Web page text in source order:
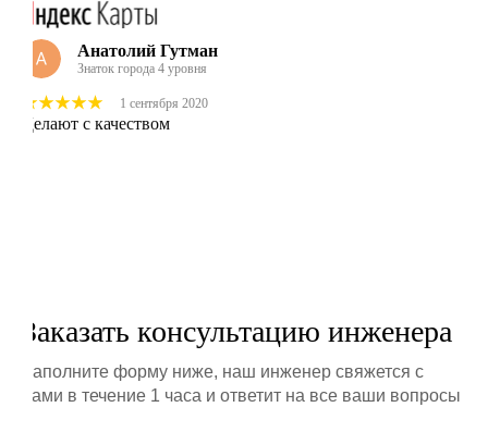
Анатолий Гутман
Знаток города 4 уровня
1 сентября 2020
Делают с качеством
Заказать консультацию инженера
Заполните форму ниже, наш инженер свяжется с
вами в течение 1 часа и ответит на все ваши вопросы